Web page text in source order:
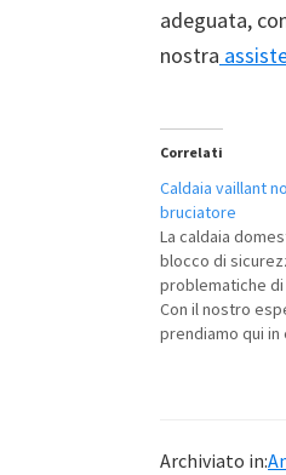
adeguata,
nostra
Correlati
Caldaia vaillant
bruciatore
La caldaia
blocco di
problematiche
Con il nostro
prendiamo qui in
bruciatore I
Archiviato in: